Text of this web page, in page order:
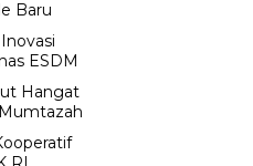
Baru
ESDM
Hangat